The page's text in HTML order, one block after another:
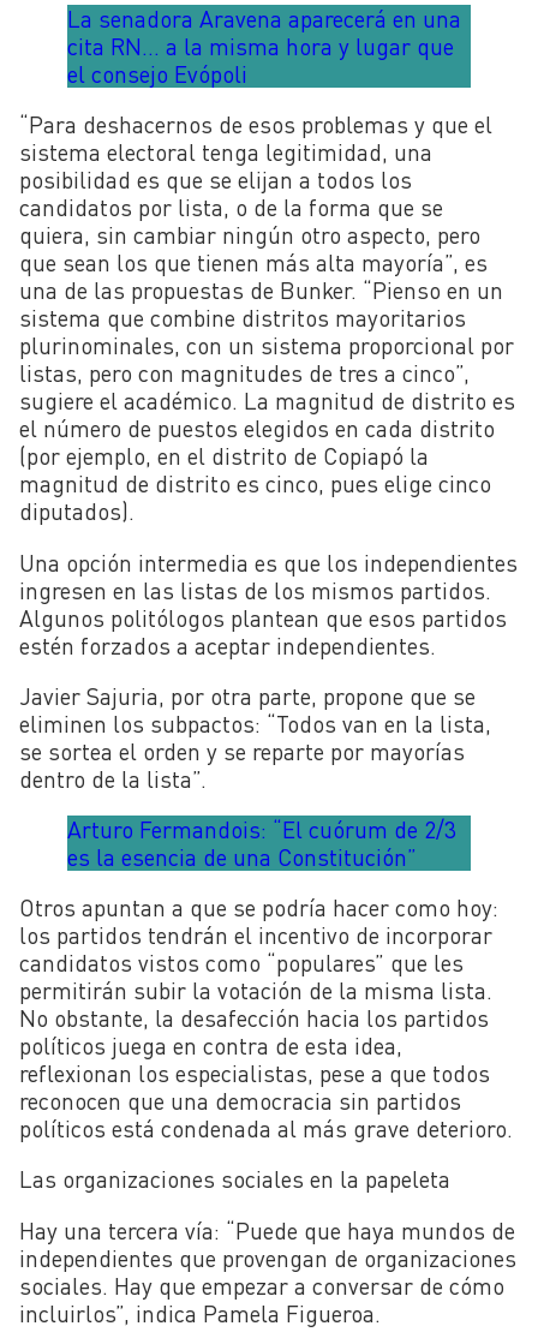
La senadora Aravena aparecerá en una
cita RN… a la misma hora y lugar que
el consejo Evópoli
“Para deshacernos de esos problemas y que el
sistema electoral tenga legitimidad, una
posibilidad es que se elijan a todos los
candidatos por lista, o de la forma que se
quiera, sin cambiar ningún otro aspecto, pero
que sean los que tienen más alta mayoría”, es
una de las propuestas de Bunker. “Pienso en un
sistema que combine distritos mayoritarios
plurinominales, con un sistema proporcional por
listas, pero con magnitudes de tres a cinco”,
sugiere el académico. La magnitud de distrito es
el número de puestos elegidos en cada distrito
(por ejemplo, en el distrito de Copiapó la
magnitud de distrito es cinco, pues elige cinco
diputados).
Una opción intermedia es que los independientes
ingresen en las listas de los mismos partidos.
Algunos politólogos plantean que esos partidos
estén forzados a aceptar independientes.
Javier Sajuria, por otra parte, propone que se
eliminen los subpactos: “Todos van en la lista,
se sortea el orden y se reparte por mayorías
dentro de la lista”.
Arturo Fermandois: “El cuórum de 2/3
es la esencia de una Constitución”
Otros apuntan a que se podría hacer como hoy:
los partidos tendrán el incentivo de incorporar
candidatos vistos como “populares” que les
permitirán subir la votación de la misma lista.
No obstante, la desafección hacia los partidos
políticos juega en contra de esta idea,
reflexionan los especialistas, pese a que todos
reconocen que una democracia sin partidos
políticos está condenada al más grave deterioro.
Las organizaciones sociales en la papeleta
Hay una tercera vía: “Puede que haya mundos de
independientes que provengan de organizaciones
sociales. Hay que empezar a conversar de cómo
incluirlos”, indica Pamela Figueroa.